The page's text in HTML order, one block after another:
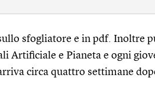
sfogliatore e in pdf. Inoltre
Artificiale e Pianeta e ogni
circa quattro settimane